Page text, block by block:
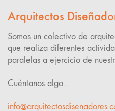
Arquitectos
Somos un colectivo de
que realiza diferentes
paralelas a ejercicio de
Cuéntanos algo...